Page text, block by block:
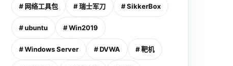
# 网络工具包 # 瑞士军刀 # SikkerBox
# ubuntu # Win2019
# Windows Server # DVWA # 靶机